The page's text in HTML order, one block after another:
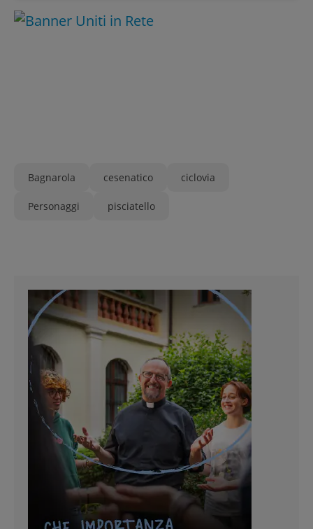
Bagnarola cesenatico ciclovia
Personaggi pisciatello